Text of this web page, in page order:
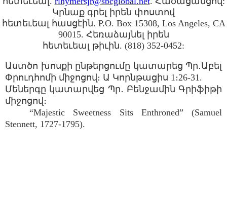
Կրնաք գրել իրեն փոստով
հետեւեալ հասցէին. P.O. Box 15308, Los Angeles, CA
90015. Հեռաձայնել իրեն
հետեւեալ թիւին. (818) 352-0452:
Աստծո խոսքի ընթերցումը կատարեց Պր․Աբել
Փրուդհոմի միջոցով։ Ա Կորնթացիս 1։26-31.
Մեներգը կատարվեց Պր․ Բենջամին Գրիֆիթի
միջոցով։
“Majestic Sweetness Sits Enthroned” (Samuel
Stennett, 1727-1795).